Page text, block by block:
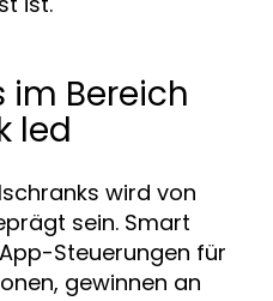
Bereich
led
wird von
sein. Smart
Steuerungen für
gewinnen an